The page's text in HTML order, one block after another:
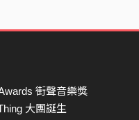
街聲音樂獎
大團誕生